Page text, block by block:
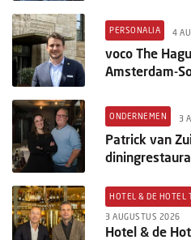
PERSONALIA 4
voco The
Amsterdam-
ONDERNEMEN 3
Patrick van
HOTEL & DE HOTEL
3 AUGUSTUS 2026
Hotel & de